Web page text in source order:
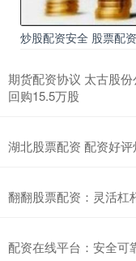
炒股配资安全 股票配
期货配资协议 太古股
回购15.5万股
湖北股票配资 配资好
翻翻股票配资：灵活杠
配资在线平台：安全可